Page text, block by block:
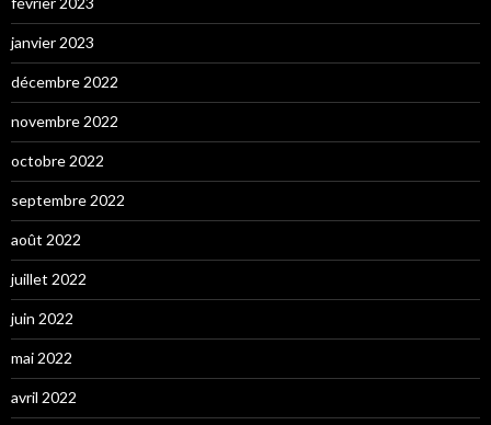
janvier 2023
décembre 2022
novembre 2022
octobre 2022
septembre 2022
août 2022
juillet 2022
juin 2022
mai 2022
avril 2022